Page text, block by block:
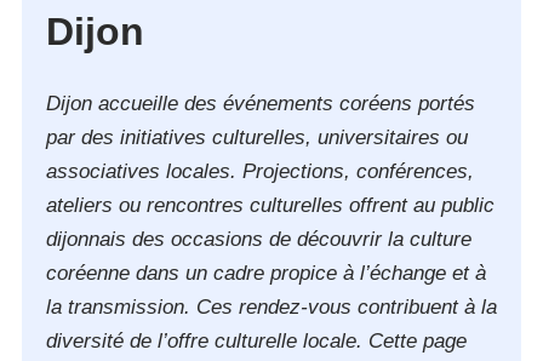
Dijon
Dijon accueille des événements coréens portés
par des initiatives culturelles, universitaires ou
associatives locales. Projections, conférences,
ateliers ou rencontres culturelles offrent au public
dijonnais des occasions de découvrir la culture
coréenne dans un cadre propice à l’échange et à
la transmission. Ces rendez-vous contribuent à la
diversité de l’offre culturelle locale. Cette page